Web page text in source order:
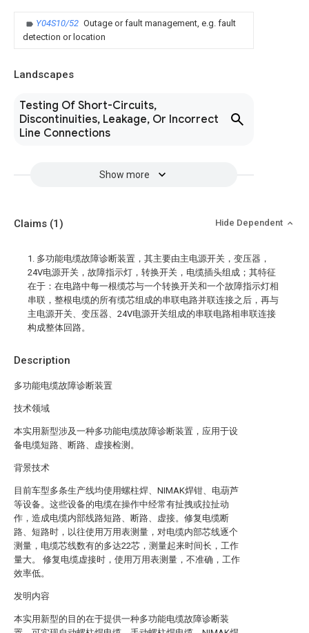
Y04S10/52 Outage or fault management, e.g. fault
detection or location
Landscapes
Testing Of Short-Circuits,
Discontinuities, Leakage, Or Incorrect
Line Connections
Show more
Description
多功能电缆故障诊断装置
技术领域
本实用新型涉及一种多功能电缆故障诊断装置，应用于设
备电缆短路、断路、虚接检测。
背景技术
目前车型多条生产线均使用螺柱焊、NIMAK焊钳、电葫芦
等设备。这些设备的电缆在操作中经常有扯拽或拉扯动
作，造成电缆内部线路短路、断路、虚接。修复电缆断
路、短路时，以往使用万用表测量，对电缆内部芯线逐个
测量，电缆芯线数有的多达22芯，测量起来时间长，工作
量大。 修复电缆虚接时，使用万用表测量，不准确，工作
效率低。
发明内容
本实用新型的目的在于提供一种多功能电缆故障诊断装
Claims (1) Hide Dependent
1. 多功能电缆故障诊断装置，其主要由主电源开关，变压器，
24V电源开关，故障指示灯，转换开关，电缆插头组成；其特征
在于：在电路中每一根缆芯与一个转换开关和一个故障指示灯相
串联，整根电缆的所有缆芯组成的串联电路并联连接之后，再与
主电源开关、变压器、24V电源开关组成的串联电路相串联连接
构成整体回路。